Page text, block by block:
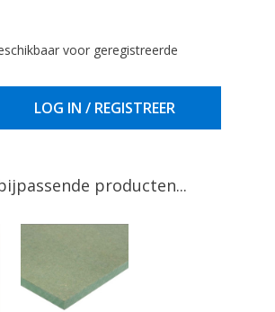
voor geregistreerde
LOG IN / REGISTREER
producten...